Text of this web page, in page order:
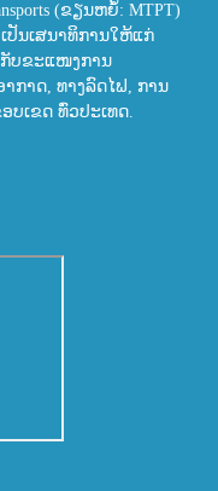
(ຂຽນຫຍໍ້: MTPT)
ປັນເສນາທິການໃຫ້ແກ່
ບຂະແໜງການ
ກາດ, ທາງລົດໄຟ, ການ
ບເຂດ ທົ່ວປະເທດ.